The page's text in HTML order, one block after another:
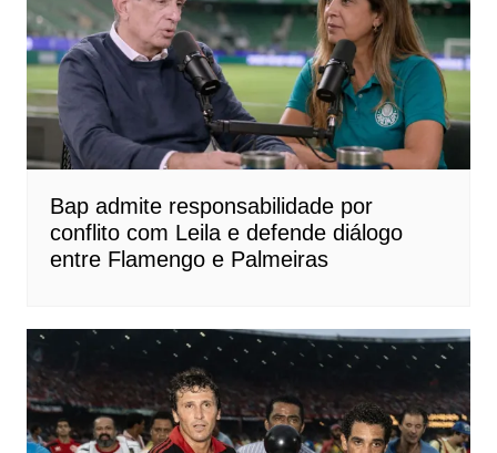
Bap admite responsabilidade por
conflito com Leila e defende diálogo
entre Flamengo e Palmeiras